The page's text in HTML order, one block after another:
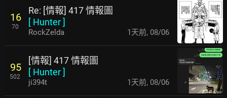
16
70
Re: [情報] 417 情報圖
[ Hunter]
RockZelda 1天前, 08/06
95
502
[情報] 417 情報圖
[ Hunter]
ji394t 1天前, 08/06